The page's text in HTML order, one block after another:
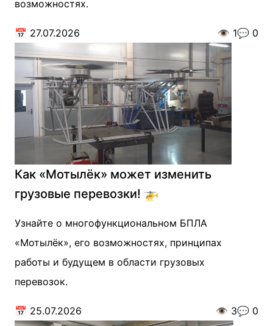
возможностях.
📅 27.07.2026 👁️ 1💬 0
Как «Мотылёк» может изменить
грузовые перевозки! 🚁
Узнайте о многофункциональном БПЛА
«Мотылёк», его возможностях, принципах
работы и будущем в области грузовых
перевозок.
📅 25.07.2026 👁️ 3💬 0